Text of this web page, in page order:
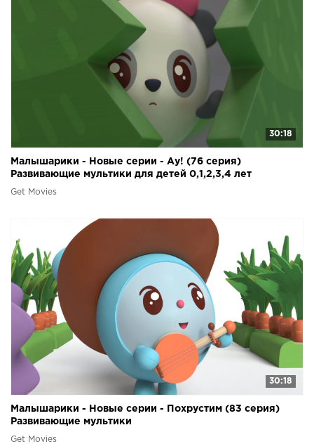
30:18
Малышарики - Новые серии - Ау! (76 серия)
Развивающие мультики для детей 0,1,2,3,4 лет
Get Movies
30:18
Малышарики - Новые серии - Похрустим (83 серия)
Развивающие мультики
Get Movies